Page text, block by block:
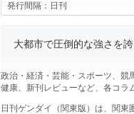
発行間隔： 日刊
大都市で圧倒的な強さを
政治・経済・芸能・スポーツ、競
健康、新刊レビューなど、各コラ
日刊ゲンダイ（関東版）は、関